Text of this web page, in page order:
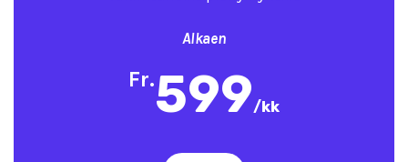
Alkaen
Fr.599/kk